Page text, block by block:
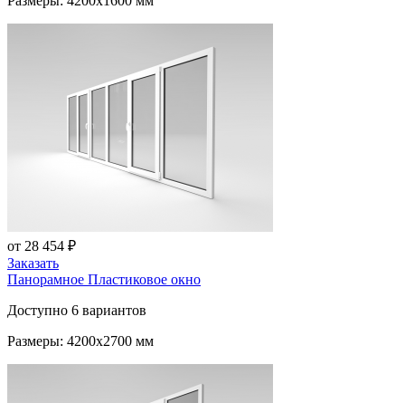
от 28 454 ₽
Заказать
Панорамное Пластиковое окно
Доступно 6 вариантов
Размеры: 4200x2700 мм